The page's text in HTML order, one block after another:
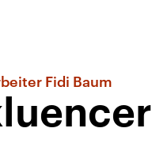
Fidi Baum